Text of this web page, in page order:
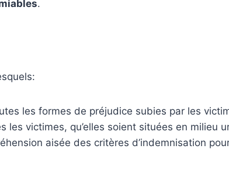
.
les formes de préjudice subies par les
les victimes, qu’elles soient situées en
aisée des critères d’indemnisation